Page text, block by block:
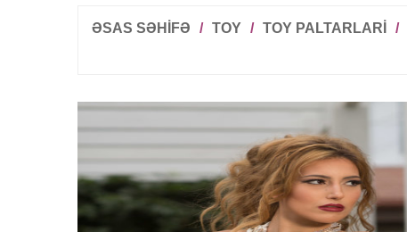
ƏSAS SƏHİFƏ / TOY / TOY PALTARLARI /